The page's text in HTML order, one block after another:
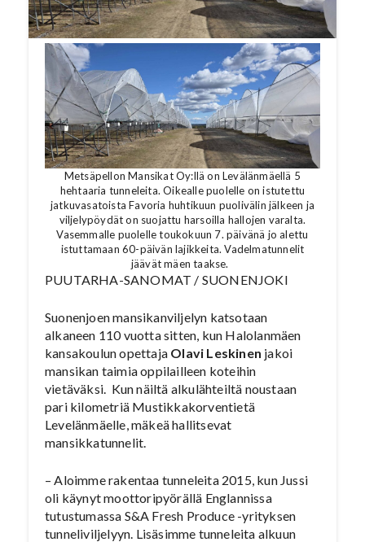
numerosta5/2026.
Metsäpellon Mansikat Oy:llä on Levälänmäellä 5
hehtaaria tunneleita. Oikealle puolelle on istutettu
jatkuvasatoista Favoria huhtikuun puolivälin jälkeen ja
viljelypöydät on suojattu harsoilla hallojen varalta.
Vasemmalle puolelle toukokuun 7. päivänä jo alettu
istuttamaan 60-päivän lajikkeita. Vadelmatunnelit
jäävät mäen taakse.
PUUTARHA-SANOMAT / SUONENJOKI
Suonenjoen mansikanviljelyn katsotaan
alkaneen 110 vuotta sitten, kun Halolanmäen
kansakoulun opettaja Olavi Leskinen jakoi
mansikan taimia oppilailleen koteihin
vietäväksi. Kun näiltä alkulähteiltä noustaan
pari kilometriä Mustikkakorventietä
Levelänmäelle, mäkeä hallitsevat
mansikkatunnelit.
– Aloimme rakentaa tunneleita 2015, kun Jussi
oli käynyt moottoripyörällä Englannissa
tutustumassa S&A Fresh Produce -yrityksen
tunneliviljelyyn. Lisäsimme tunneleita alkuun